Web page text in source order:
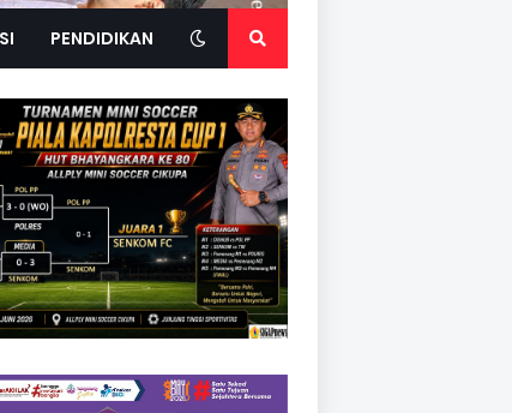
PENDIDIKAN